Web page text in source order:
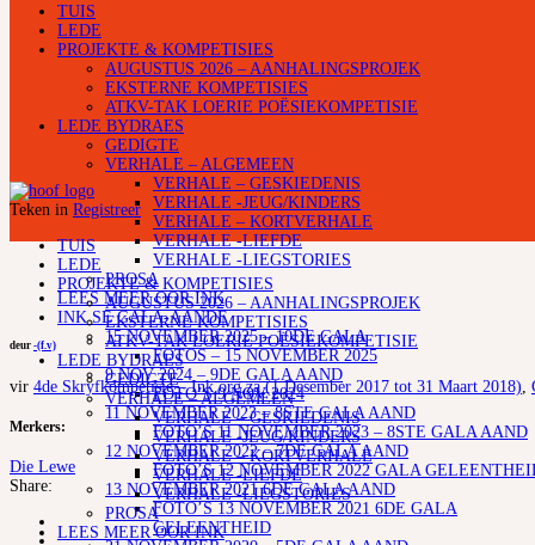
TUIS
LEDE
PROJEKTE & KOMPETISIES
AUGUSTUS 2026 – AANHALINGSPROJEK
EKSTERNE KOMPETISIES
ATKV-TAK LOERIE POËSIEKOMPETISIE
LEDE BYDRAES
GEDIGTE
VERHALE – ALGEMEEN
VERHALE – GESKIEDENIS
VERHALE -JEUG/KINDERS
VERHALE – KORTVERHALE
VERHALE -LIEFDE
VERHALE -LIEGSTORIES
PROSA
LEES MEER OOR INK
INK SE GALA-AANDE
15 NOVEMBER 2025 – 10DE GALA
FOTOS – 15 NOVEMBER 2025
9 NOV 2024 – 9DE GALA AAND
FOTO’S 9 NOV 2024
11 NOVEMBER 2023 – 8STE GALA AAND
FOTO’S 11 NOVEMBER 2023 – 8STE GALA AAND
12 NOVEMBER 2022 – 7DE GALA AAND
FOTO’S 12 NOVEMBER 2022 GALA
13 NOVEMBER 2021 6DE GALA AAND
FOTO’S 13 NOVEMBER 2021 6DE GALA
GELEENTHEID
Teken in Registreer
TUIS
LEDE
PROJEKTE & KOMPETISIES
AUGUSTUS 2026 – AANHALINGSPROJEK
EKSTERNE KOMPETISIES
ATKV-TAK LOERIE POËSIEKOMPETISIE
LEDE BYDRAES
GEDIGTE
VERHALE – ALGEMEEN
VERHALE – GESKIEDENIS
VERHALE -JEUG/KINDERS
VERHALE – KORTVERHALE
VERHALE -LIEFDE
VERHALE -LIEGSTORIES
PROSA
LEES MEER OOR INK
deur -(f.v)
vir 4de Skryfkompetisie – Ink.org.za (1 Desember 2017 tot 31 Maart 2018)
Merkers:
Die Lewe
Share: